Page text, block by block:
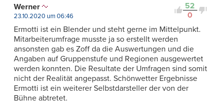
52
0
Werner
23.10.2020 um 06:46
Ermotti ist ein Blender und steht gerne im Mittelpunkt.
Mitarbeiterumfrage musste ja so erstellt werden
ansonsten gab es Zoff da die Auswertungen und die
Angaben auf Gruppenstufe und Regionen ausgewertet
werden konnten. Die Resultate der Umfragen sind somit
nicht der Realität angepasst. Schönwetter Ergebnisse
Ermotti ist ein weiterer Selbstdarsteller der von der
Bühne abtretet.